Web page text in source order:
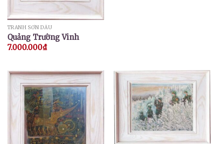
TRANH SƠN DẦU
Quảng Trường Vinh
7.000.000₫